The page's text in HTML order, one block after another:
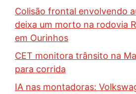
Colisão frontal envolvendo
deixa um morto na rodovia
em Ourinhos
CET monitora trânsito na
para corrida
IA nas montadoras: